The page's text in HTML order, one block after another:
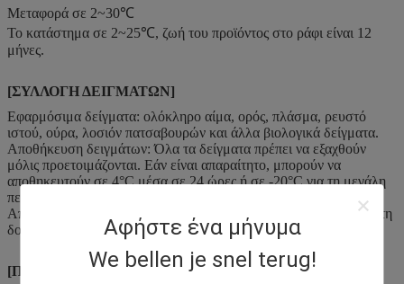
Αφήστε ένα μήνυμα
We bellen je snel terug!
Μεταφορά σε 2~30℃
Το κατάστημα σε 2~25℃, ζωή του προϊόντος στο ράφι είναι 12
μήνες.
[ΣΥΛΛΟΓΗ ΔΕΙΓΜΑΤΩΝ]
Εφαρμόσιμα δείγματα: ολόκληρο αίμα, ορός, πλάσμα, ρευστό
ιστού, ούρα, λοσιόν πατσαβουρών και άλλα βιολογικά δείγματα.
Αποθήκευση δειγμάτων: Όλα τα δείγματα πρέπει να εξαχθούν
μόλις προετοιμάζονται. Εάν είναι απαραίτητο, μπορούν να
αποθηκευτούν σε 4°C μέσα σε 24 ώρες ή σε -20°C για τη μεγάλη
περίοδο.
Αποκαταστήστε το δείγμα στη θερμοκρασία δωματίου πριν από τη
δοκιμή.
[ΠΕΡΙΟΡΙΣΜΟΣ]